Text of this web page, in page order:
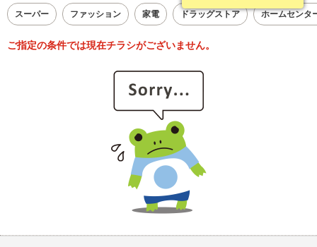
スーパー ファッション 家電 ドラッグストア ホームセンタ
ご指定の条件では現在チラシがございません。